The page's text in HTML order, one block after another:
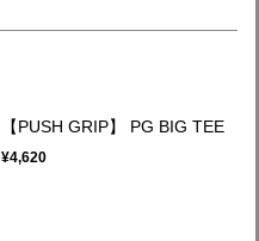
【PUSH GRIP】 PG BIG TEE
¥4,620